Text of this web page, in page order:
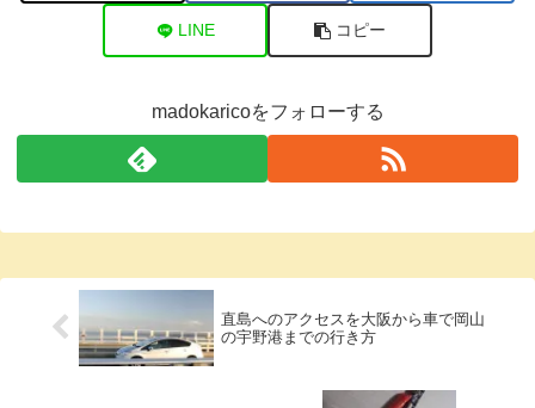
LINE コピー
madokaricoをフォローする
直島へのアクセスを大阪から車で岡山
の宇野港までの行き方